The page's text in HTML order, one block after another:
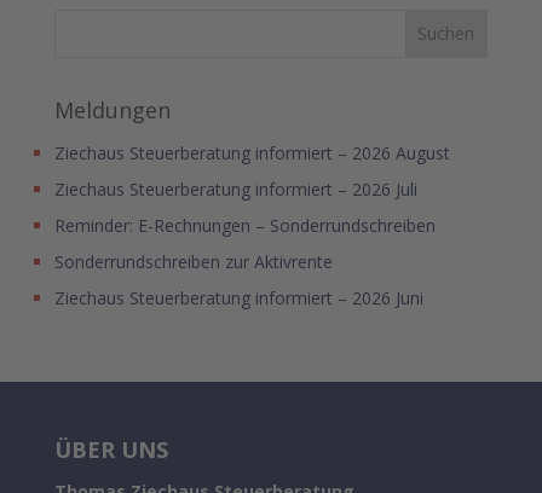
Meldungen
Ziechaus Steuerberatung informiert – 2026 August
Ziechaus Steuerberatung informiert – 2026 Juli
Reminder: E-Rechnungen – Sonderrundschreiben
Sonderrundschreiben zur Aktivrente
Ziechaus Steuerberatung informiert – 2026 Juni
ÜBER UNS